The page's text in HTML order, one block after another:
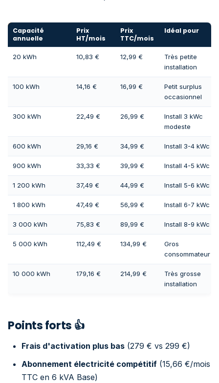
Capacité
annuelle
Prix
HT/mois
Prix
TTC/mois
Idéal pour
20 kWh 10,83 € 12,99 €
Très petite
installation
100 kWh 14,16 € 16,99 €
Petit surplus
occasionnel
300 kWh 22,49 € 26,99 €
Install 3 kWc
modeste
600 kWh 29,16 € 34,99 € Install 3-4 kWc
900 kWh 33,33 € 39,99 € Install 4-5 kWc
1 200 kWh 37,49 € 44,99 € Install 5-6 kWc
1 800 kWh 47,49 € 56,99 € Install 6-7 kWc
3 000 kWh 75,83 € 89,99 € Install 8-9 kWc
5 000 kWh 112,49 € 134,99 €
Gros
consommateur
10 000 kWh 179,16 € 214,99 €
Très grosse
installation
Points forts 👍
Frais d'activation plus bas (279 € vs 299 €)
Abonnement électricité compétitif (15,66 €/mois
TTC en 6 kVA Base)